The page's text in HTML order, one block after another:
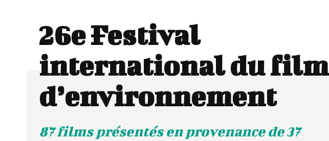
26e Festival
international du film
d’environnement
87 films présentés en provenance de 37